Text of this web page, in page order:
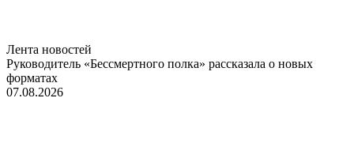
Лента новостей
Руководитель «Бессмертного полка» рассказала о новых
форматах
07.08.2026